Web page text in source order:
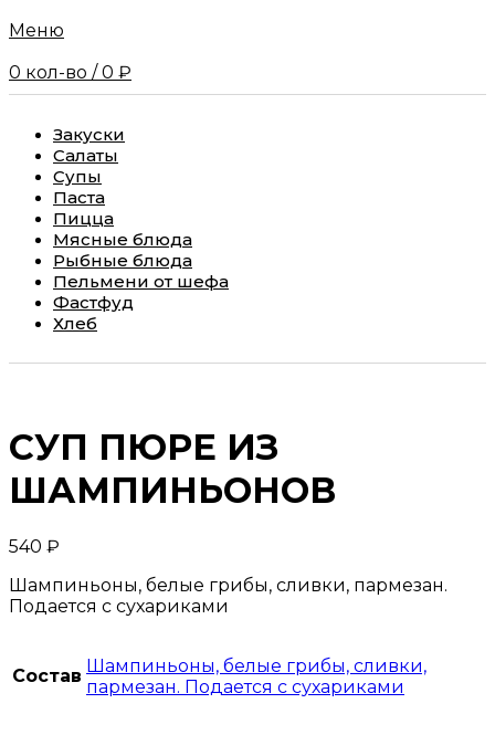
Меню
0 кол-во / 0 ₽
Закуски
Салаты
Супы
Паста
Пицца
Мясные блюда
Рыбные блюда
Пельмени от шефа
Фастфуд
Хлеб
СУП ПЮРЕ ИЗ
ШАМПИНЬОНОВ
540 ₽
Шампиньоны, белые грибы, сливки, пармезан.
Подается с сухариками
Состав Шампиньоны, белые грибы, сливки,
пармезан. Подается с сухариками